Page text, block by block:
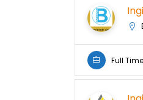
Full